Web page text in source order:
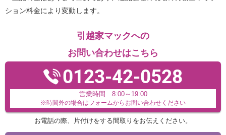
ション料金により変動します。
引越家マックへの
お問い合わせはこちら
0123-42-0528
営業時間 8:00～19:00
※時間外の場合はフォームからお問い合わせください
お電話の際、片付けをする間取りをお伝えください。